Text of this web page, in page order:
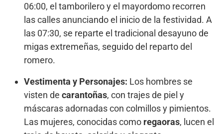
06:00, el tamborilero y el mayordomo recorren
las calles anunciando el inicio de la festividad. A
las 07:30, se reparte el tradicional desayuno de
migas extremeñas, seguido del reparto del
romero.
Vestimenta y Personajes: Los hombres se
visten de carantoñas, con trajes de piel y
máscaras adornadas con colmillos y pimientos.
Las mujeres, conocidas como regaoras, lucen el